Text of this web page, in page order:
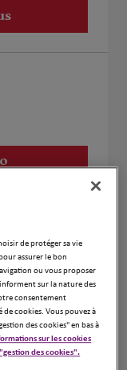
de protéger sa vie
assurer le bon
ou vous proposer
sur la nature des
consentement
cookies. Vous pouvez à
des cookies" en bas à
sur les cookies
des cookies".